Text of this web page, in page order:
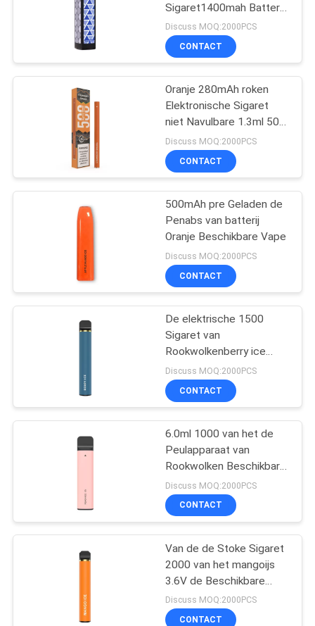
PRIVACY
Beschikbare Vlakke
Vape Pen Pod
Beschikbare
Elektronische
Sigaret
16
Elektronische
Sigaret
Op smaak
gebrachte e-Sigaret
Sigaret1400mah Batterij
1500 Rookwolken
Beschikbare Vape
Discuss MOQ:2000PCS
CONTACT
Oranje 280mAh roken
Elektronische Sigaret
niet Navulbare 1.3ml 500
Rookwolken
Discuss MOQ:2000PCS
CONTACT
500mAh pre Geladen de
Penabs van batterij
Oranje Beschikbare Vape
Discuss MOQ:2000PCS
CONTACT
De elektrische 1500
Sigaret van
Rookwolkenberry ice
disposable pod 6.0ml
1200mAh E
Discuss MOQ:2000PCS
CONTACT
6.0ml 1000 van het de
Peulapparaat van
Rookwolken Beschikbare
Vape pre Gevulde de
Penpc
Discuss MOQ:2000PCS
CONTACT
Van de de Stoke Sigaret
2000 van het mangoijs
3.6V de Beschikbare
Vape Rookwolken
1500mAh
Discuss MOQ:2000PCS
CONTACT